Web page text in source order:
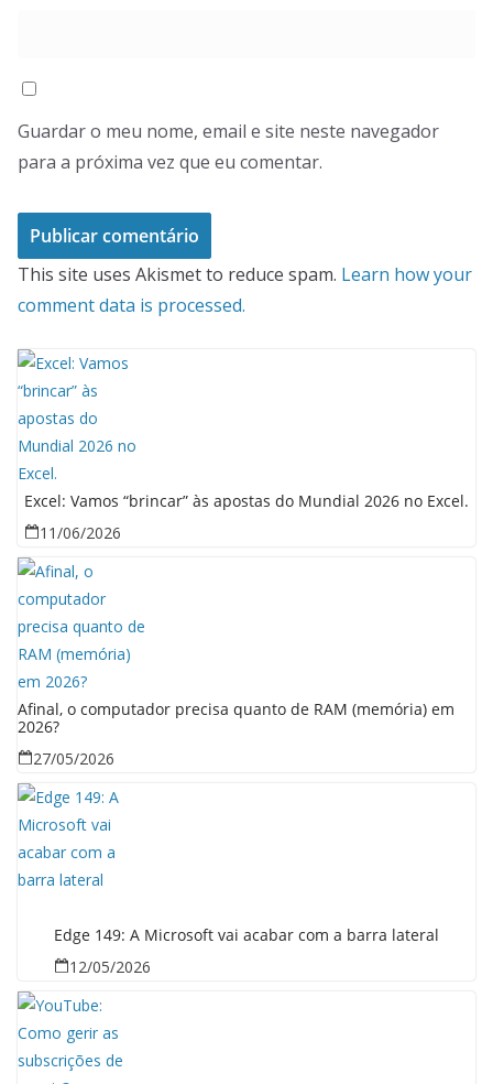
Guardar o meu nome, email e site neste navegador
para a próxima vez que eu comentar.
This site uses Akismet to reduce spam. Learn how your
comment data is processed.
Excel: Vamos “brincar” às apostas do Mundial 2026 no Excel.
11/06/2026
Afinal, o computador precisa quanto de RAM (memória) em
2026?
27/05/2026
Edge 149: A Microsoft vai acabar com a barra lateral
12/05/2026